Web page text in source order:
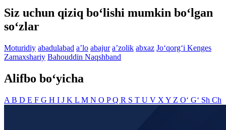
Siz uchun qiziq bo‘lishi mumkin bo‘lgan
so‘zlar
Moturidiy abadulabad aʼlo abajur aʼzolik abxaz Jo‘qorg‘i Kenges
Zamaxshariy Bahouddin Naqshband
Alifbo bo‘yicha
A B D E F G H I J K L M N O PQ R S T U V X Y Z O‘ G‘ Sh Ch